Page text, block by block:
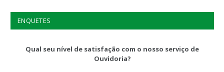
ENQUETES
Qual seu nível de satisfação com o nosso serviço de
Ouvidoria?